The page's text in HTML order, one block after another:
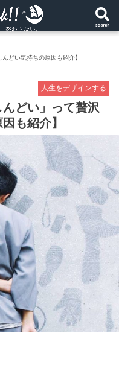
search
どい気持ちの原因も紹介】
人生をデザインする
どい」って贅沢
も紹介】